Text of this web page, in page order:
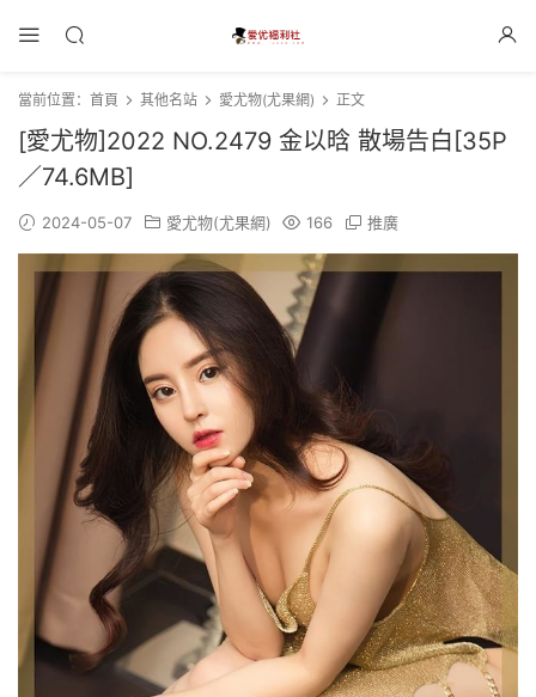
當前位置： 首頁 其他名站 愛尤物(尤果網) 正文
[愛尤物]2022 NO.2479 金以晗 散場告白[35P
／74.6MB]
2024-05-07 愛尤物(尤果網) 166 推廣